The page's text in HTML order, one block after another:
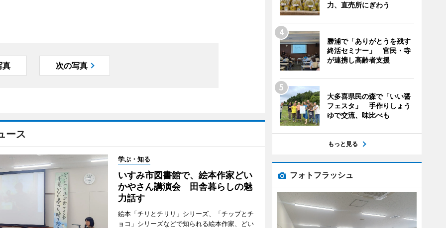
真 次の写真
ース
学ぶ・知る
いすみ市図書館で、絵本作家どい
かやさん講演会 田舎暮らしの魅
力話す
絵本「チリとチリリ」シリーズ、「チップとチ
ョコ」シリーズなどで知られる絵本作家、どい
力、直売所にぎわう
勝浦で「ありがとうを残す
終活セミナー」 官民・寺
が連携し高齢者支援
大多喜県民の森で「いい醤
フェスタ」 手作りしょう
ゆで交流、味比べも
もっと見る
フォトフラッシュ